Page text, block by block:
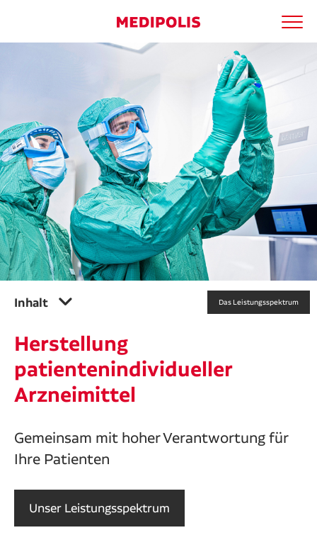
Medipolis entdecken
Patienten
Kliniken
Apotheken
Kooperationen
Karriere
Inhalt Das Leistungsspektrum
Herstellung
patientenindividueller
Arzneimittel
Gemeinsam mit hoher Verantwortung für
Ihre Patienten
Unser Leistungsspektrum